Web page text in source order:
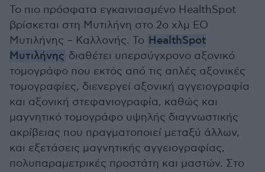
Το πιο πρόσφατα εγκαινιασμένο HealthSpot
βρίσκεται στη Μυτιλήνη στο 2ο χλμ ΕΟ
Μυτιλήνης – Καλλονής. Το ΗealthSpot
Μυτιλήνης διαθέτει υπερσύγχρονο αξονικό
τομογράφο που εκτός από τις απλές αξονικές
τομογραφίες, διενεργεί αξονική αγγειογραφία
και αξονική στεφανιογραφία, καθώς και
μαγνητικό τομογράφο υψηλής διαγνωστικής
ακρίβειας που πραγματοποιεί μεταξύ άλλων,
και εξετάσεις μαγνητικής αγγειογραφίας,
πολυπαραμετρικές προστάτη και μαστών. Στο